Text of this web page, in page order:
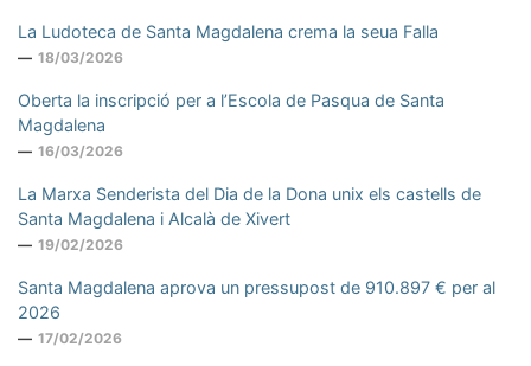
La Ludoteca de Santa Magdalena crema la seua Falla
18/03/2026
Oberta la inscripció per a l’Escola de Pasqua de Santa
Magdalena
16/03/2026
La Marxa Senderista del Dia de la Dona unix els castells de
Santa Magdalena i Alcalà de Xivert
19/02/2026
Santa Magdalena aprova un pressupost de 910.897 € per al
2026
17/02/2026